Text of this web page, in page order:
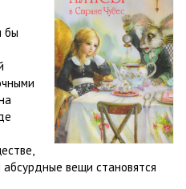
бы
вещи становятся